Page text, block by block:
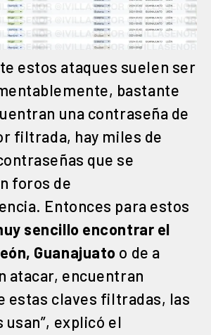
estos ataques suelen ser
bastante
una contraseña de
filtrada, hay miles de
que se
foros de
Entonces para estos
sencillo encontrar el
Guanajuato o de a
atacar, encuentran
estas claves filtradas, las
usan”, explicó el